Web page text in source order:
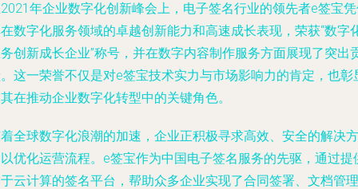
年企业数字化创新峰会上，电子签名行业的领先者e签宝
数字化服务领域的卓越创新能力和高速成长表现，荣获“数字
创新成长企业”称号，并在数字内容制作服务方面展现了突出
这一荣誉不仅是对e签宝技术实力与市场影响力的肯定，也彰
在推动企业数字化转型中的关键角色。
全球数字化浪潮的加速，企业正积极寻求高效、安全的解决方
优化运营流程。e签宝作为中国电子签名服务的先驱，通过提
云计算的签名平台，帮助众多企业实现了合同签署、文档管理